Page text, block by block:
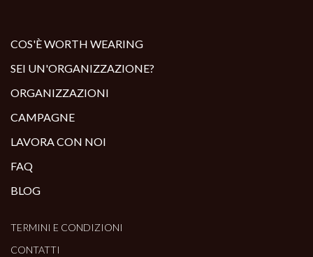
COS'È WORTH WEARING
SEI UN'ORGANIZZAZIONE?
ORGANIZZAZIONI
CAMPAGNE
LAVORA CON NOI
FAQ
BLOG
TERMINI E CONDIZIONI
CONTATTI